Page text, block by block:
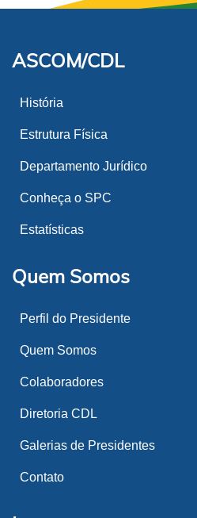
ASCOM/CDL
História
Estrutura Física
Departamento Jurídico
Conheça o SPC
Estatísticas
Quem Somos
Perfil do Presidente
Quem Somos
Colaboradores
Diretoria CDL
Galerias de Presidentes
Contato